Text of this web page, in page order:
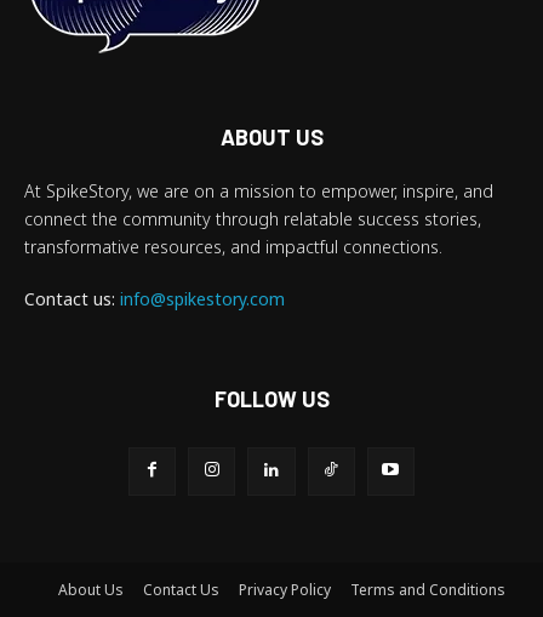
ABOUT US
At SpikeStory, we are on a mission to empower, inspire, and
connect the community through relatable success stories,
transformative resources, and impactful connections.
Contact us: info@spikestory.com
FOLLOW US
About Us Contact Us Privacy Policy Terms and Conditions